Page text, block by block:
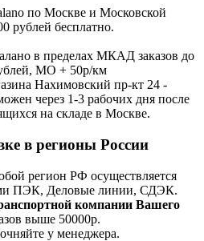
по Москве и Московской
рублей бесплатно.
в пределах МКАД заказов до
МО + 50р/км
Нахимовский пр-кт 24 -
через 1-3 рабочих дня после
на складе в Москве.
в регионы России
регион РФ осуществляется
ПЭК, Деловые линии, СДЭК.
компании Вашего
выше 50000р.
у менеджера.